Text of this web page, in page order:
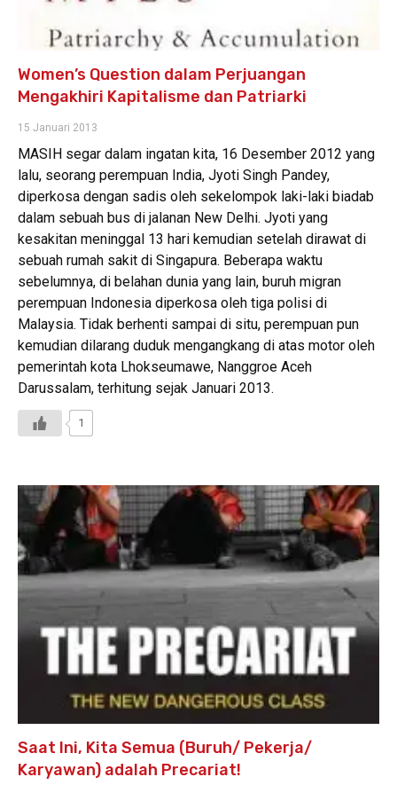
Women’s Question dalam Perjuangan
Mengakhiri Kapitalisme dan Patriarki
15 Januari 2013
MASIH segar dalam ingatan kita, 16 Desember 2012 yang
lalu, seorang perempuan India, Jyoti Singh Pandey,
diperkosa dengan sadis oleh sekelompok laki-laki biadab
dalam sebuah bus di jalanan New Delhi. Jyoti yang
kesakitan meninggal 13 hari kemudian setelah dirawat di
sebuah rumah sakit di Singapura. Beberapa waktu
sebelumnya, di belahan dunia yang lain, buruh migran
perempuan Indonesia diperkosa oleh tiga polisi di
Malaysia. Tidak berhenti sampai di situ, perempuan pun
kemudian dilarang duduk mengangkang di atas motor oleh
pemerintah kota Lhokseumawe, Nanggroe Aceh
Darussalam, terhitung sejak Januari 2013.
1
Saat Ini, Kita Semua (Buruh/ Pekerja/
Karyawan) adalah Precariat!